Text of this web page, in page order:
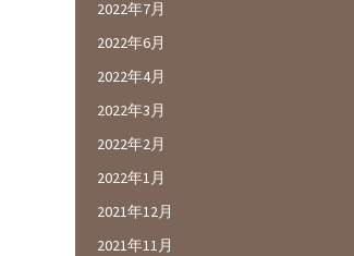
2022年7月
2022年6月
2022年4月
2022年3月
2022年2月
2022年1月
2021年12月
2021年11月